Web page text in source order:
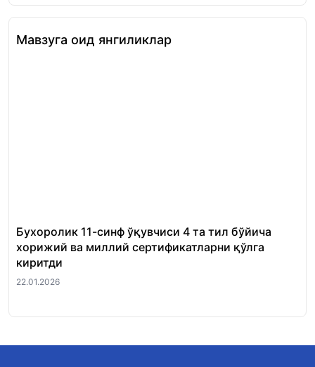
Мавзуга оид янгиликлар
Бухоролик 11-синф ўқувчиси 4 та тил бўйича
хорижий ва миллий сертификатларни қўлга
киритди
22.01.2026